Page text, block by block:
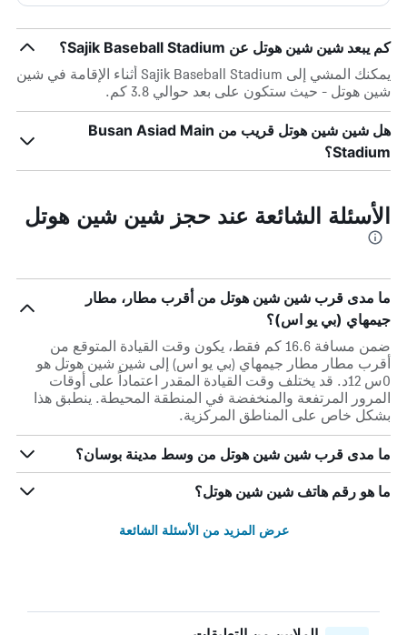
كم يبعد شين شين هوتل عن Sajik Baseball Stadium؟
يمكنك المشي إلى Sajik Baseball Stadium أثناء الإقامة في شين
شين هوتل - حيث ستكون على بعد حوالي 3.8 كم.
هل شين شين هوتل قريب من Busan Asiad Main
Stadium؟
الأسئلة الشائعة عند حجز شين شين هوتل
ما مدى قرب شين شين هوتل من أقرب مطار، مطار
جيمهاي (بي يو اس)؟
ضمن مسافة 16.6 كم فقط، يكون وقت القيادة المتوقع من
أقرب مطار مطار جيمهاي (بي يو اس) إلى شين شين هوتل هو
0س 12د. قد يختلف وقت القيادة المقدر اعتماداً على أوقات
المرور المرتفعة والمنخفضة في المنطقة المحيطة. ينطبق هذا
بشكل خاص على المناطق المركزية.
ما مدى قرب شين شين هوتل من وسط مدينة بوسان؟
ما هو رقم هاتف شين شين هوتل؟
عرض المزيد من الأسئلة الشائعة